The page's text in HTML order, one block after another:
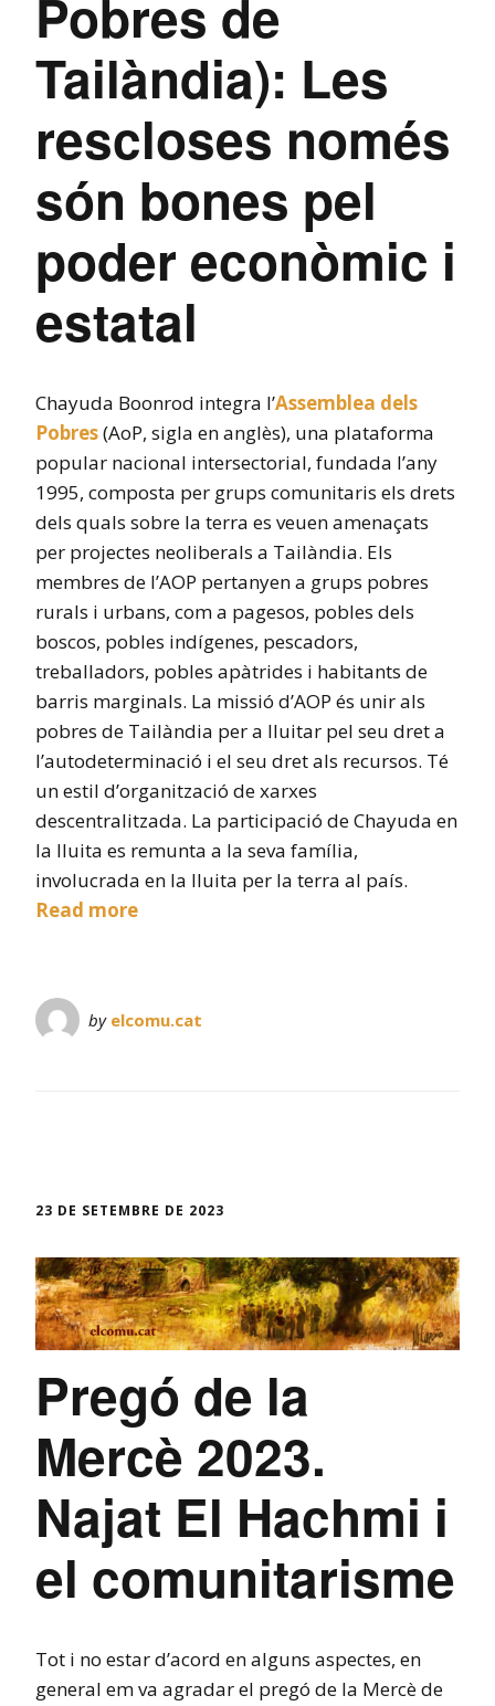
Pobres de
Tailàndia): Les
rescloses només
són bones pel
poder econòmic i
estatal
Chayuda Boonrod integra l’Assemblea dels
Pobres(AoP, sigla en anglès), una plataforma
popular nacional intersectorial, fundada l’any
1995, composta per grups comunitaris els drets
dels quals sobre la terra es veuen amenaçats
per projectes neoliberals a Tailàndia. Els
membres de l’AOP pertanyen a grups pobres
rurals i urbans, com a pagesos, pobles dels
boscos, pobles indígenes, pescadors,
treballadors, pobles apàtrides i habitants de
barris marginals. La missió d’AOP és unir als
pobres de Tailàndia per a lluitar pel seu dret a
l’autodeterminació i el seu dret als recursos. Té
un estil d’organització de xarxes
descentralitzada. La participació de Chayuda en
la lluita es remunta a la seva família,
involucrada en la lluita per la terra al país.
Read more
by elcomu.cat
23 DE SETEMBRE DE 2023
Pregó de la
Mercè 2023.
Najat El Hachmi i
el comunitarisme
Tot i no estar d’acord en alguns aspectes, en
general em va agradar el pregó de la Mercè de